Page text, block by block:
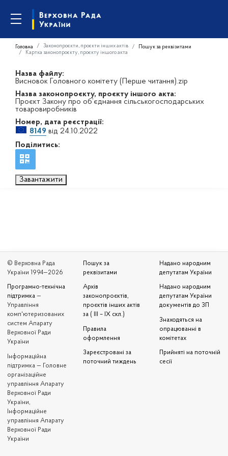
Головна Законопроєкти, проєкти інших актів
Пошук за реквізитами
Картка законопроєкту, проєкту іншого акта
Назва файлу:
Висновок Головного комітету (Перше читання).zip
Назва законопроєкту, проєкту іншого акта:
Проєкт Закону про об’єднання сільськогосподарських
товаровиробників
Номер, дата реєстрації:
8149 від 24.10.2022
Поділитись:
Завантажити
© Верховна Рада
України 1994—2026
Програмно-технічна
підтримка —
Управління
комп'ютеризованих
систем Апарату
Верховної Ради
України
Iнформаційна
підтримка — Головне
організаційне
управління Апарату
Верховної Ради
України,
Інформаційне
управління Апарату
Верховної Ради
України
Пошук за
реквізитами
Архів
законопроєктів,
проєктів інших актів
за ( III – IX скл.)
Правила
оформлення
Зареєстровані за
поточний тиждень
Надано народним
депутатам України
Надано народним
депутатам України
документів до ЗП
Знаходяться на
опрацюванні в
комітетах
Прийняті на поточній
сесії